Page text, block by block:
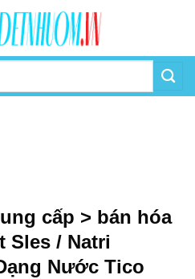
cấp > bán hóa
Sles / Natri
Nước Tico